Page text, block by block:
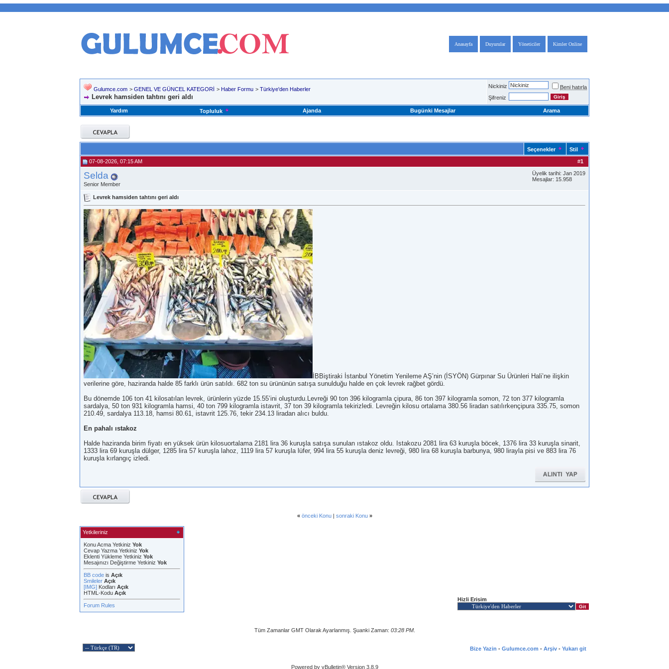
Kimler Online
Yöneticiler
Duyurular
Anasayfa
Gulumce.com > GENEL VE GÜNCEL KATEGORİ > Haber Formu > Türkiye'den Haberler
Levrek hamsiden tahtını geri aldı
Nickiniz
Beni hatırla
Şifreniz
Yardım Topluluk Ajanda Bugünki Mesajlar Arama
Seçenekler
Stil
#1
07-08-2026, 07:15 AM
Selda
Senior Member
Üyelik tarihi: Jan 2019
Mesajlar: 15.958
Levrek hamsiden tahtını geri aldı
İBBiştiraki İstanbul Yönetim Yenileme AŞ’nin (İSYÖN) Gürpınar Su Ürünleri Hali’ne ilişkin
verilerine göre, haziranda halde 85 farklı ürün satıldı. 682 ton su ürününün satışa sunulduğu halde en çok levrek rağbet gördü.
Bu dönemde 106 ton 41 kilosatılan levrek, ürünlerin yüzde 15.55’ini oluşturdu.Levreği 90 ton 396 kilogramla çipura, 86 ton 397 kilogramla somon, 72 ton 377 kilogramla
sardalya, 50 ton 931 kilogramla hamsi, 40 ton 799 kilogramla istavrit, 37 ton 39 kilogramla tekirizledi. Levreğin kilosu ortalama 380.56 liradan satılırkençipura 335.75, somon
210.49, sardalya 113.18, hamsi 80.61, istavrit 125.76, tekir 234.13 liradan alıcı buldu.
En pahalı ıstakoz
Halde haziranda birim fiyatı en yüksek ürün kilosuortalama 2181 lira 36 kuruşla satışa sunulan ıstakoz oldu. Istakozu 2081 lira 63 kuruşla böcek, 1376 lira 33 kuruşla sinarit,
1333 lira 69 kuruşla dülger, 1285 lira 57 kuruşla lahoz, 1119 lira 57 kuruşla lüfer, 994 lira 55 kuruşla deniz levreği, 980 lira 68 kuruşla barbunya, 980 lirayla pisi ve 883 lira 76
kuruşla kırlangıç izledi.
« önceki Konu| sonraki Konu »
Yetkileriniz
Konu Acma Yetkiniz Yok
Cevap Yazma Yetkiniz Yok
Eklenti Yükleme Yetkiniz Yok
Mesajınızı Değiştirme Yetkiniz Yok
BB code is Açık
Smileler Açık
[IMG] Kodları Açık
HTML-Kodu Açık
Forum Rules
Hizli Erisim
Tüm Zamanlar GMT Olarak Ayarlanmış. Şuanki Zaman: 03:28 PM.
Bize Yazin - Gulumce.com - Arşiv - Yukarı git
Powered by vBulletin® Version 3.8.9